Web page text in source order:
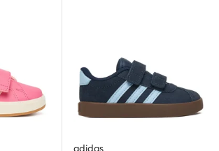
adidas